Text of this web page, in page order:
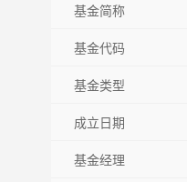
基金简称
基金代码
基金类型
成立日期
基金经理